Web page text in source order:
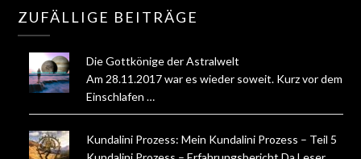
ZUFÄLLIGE BEITRÄGE
Die Gottkönige der Astralwelt
Am 28.11.2017 war es wieder soweit. Kurz vor dem
Einschlafen …
Kundalini Prozess: Mein Kundalini Prozess – Teil 5